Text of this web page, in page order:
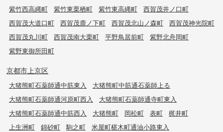
紫竹西高縄町
紫竹東栗栖町 紫竹東高縄町
西賀茂井ノ口町
西賀茂大道口町
西賀茂鹿ノ下町 西賀茂北山ノ森町
西賀茂神光院町
西賀茂丸川町
西賀茂南大栗町 平野鳥居前町
紫野北舟岡町
紫野東御所田町
京都市上京区
大猪熊町石薬師通中筋東入
大猪熊町中筋通石薬師上る
大猪熊町石薬師通河原町西入
大猪熊町石薬師通寺町東入
大猪熊町石薬師通中筋西入
大猪熊町 岡松町 表町
梶井町
上生洲町
錦砂町 駒之町
米屋町椹木町通油小路東入